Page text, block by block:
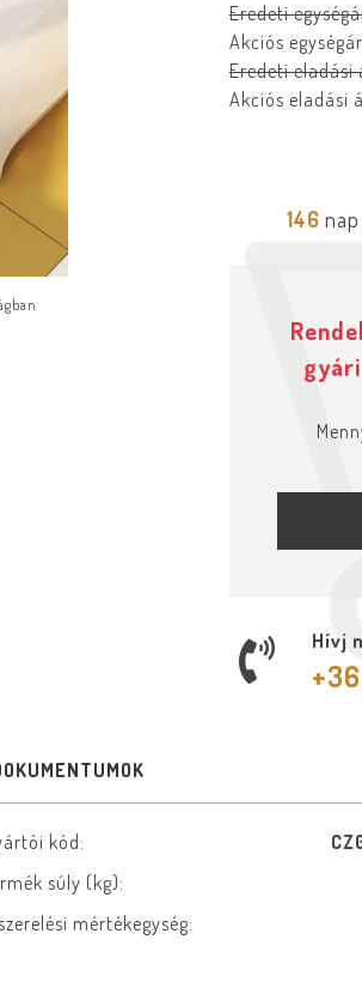
Eredeti
Akciós
Eredeti eladási
Akciós eladási
146 nap
Hívj
kód:
súly (kg):
mértékegység: